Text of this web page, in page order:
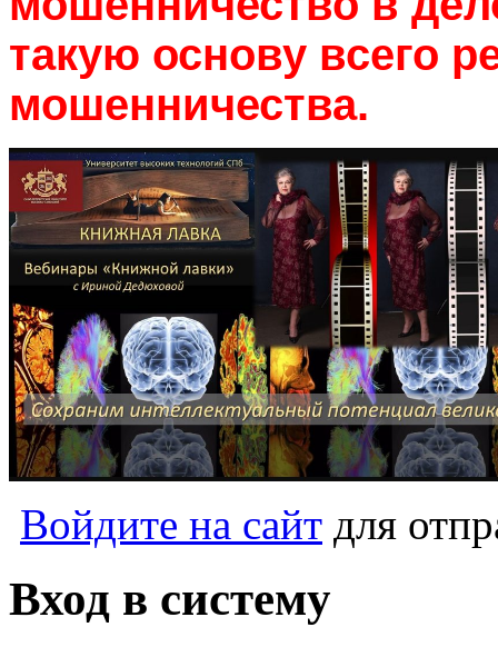
такую основу всего
мошенничества.
Войдите на сайт для
Вход в систему